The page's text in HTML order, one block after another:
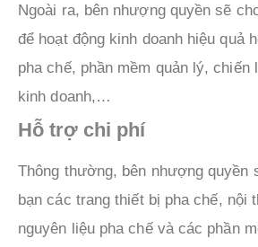
Ngoài ra, bên nhượng quyền sẽ
để hoạt động kinh doanh hiệu quả
pha chế, phần mềm quản lý, chiến
kinh doanh,…
Hỗ trợ chi phí
Thông thường, bên nhượng quyền
bạn các trang thiết bị pha chế, nội
nguyên liệu pha chế và các phần